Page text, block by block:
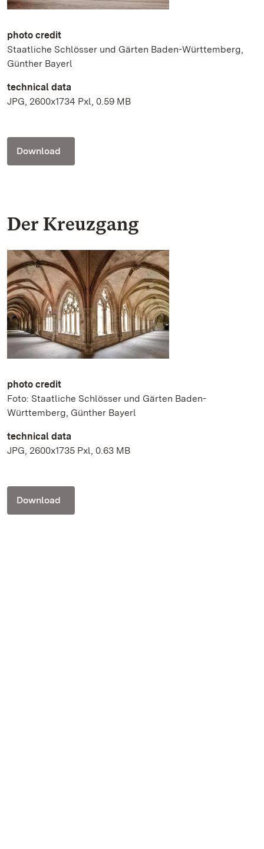
photo credit
Staatliche Schlösser und Gärten Baden-Württemberg,
Günther Bayerl
technical data
JPG, 2600x1734 Pxl, 0.59 MB
Download
Der Kreuzgang
photo credit
Foto: Staatliche Schlösser und Gärten Baden-
Württemberg, Günther Bayerl
technical data
JPG, 2600x1735 Pxl, 0.63 MB
Download